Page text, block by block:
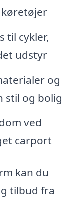
til cykler,
udstyr
og
stil og bolig
ved
carport
kan du
tilbud fra